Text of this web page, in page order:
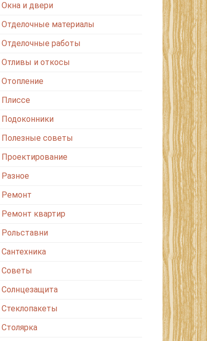
Окна и двери
Отделочные материалы
Отделочные работы
Отливы и откосы
Отопление
Плиссе
Подоконники
Полезные советы
Проектирование
Разное
Ремонт
Ремонт квартир
Рольставни
Сантехника
Советы
Солнцезащита
Стеклопакеты
Столярка